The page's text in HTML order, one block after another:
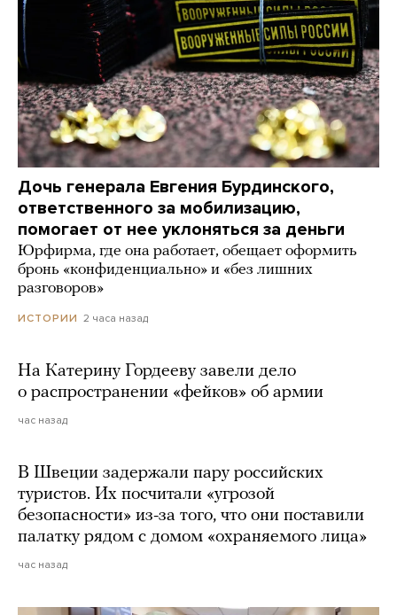
Дочь генерала Евгения Бурдинского,
ответственного за мобилизацию,
помогает от нее уклоняться за деньги
Юрфирма, где она работает, обещает оформить
бронь «конфиденциально» и «без лишних
разговоров»
ИСТОРИИ 2 часа назад
На Катерину Гордееву завели дело
о распространении «фейков» об армии
час назад
В Швеции задержали пару российских
туристов. Их посчитали «угрозой
безопасности» из-за того, что они поставили
палатку рядом с домом «охраняемого лица»
час назад